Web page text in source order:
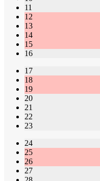
11
12
13
14
15
16
17
18
19
20
21
22
23
24
25
26
27